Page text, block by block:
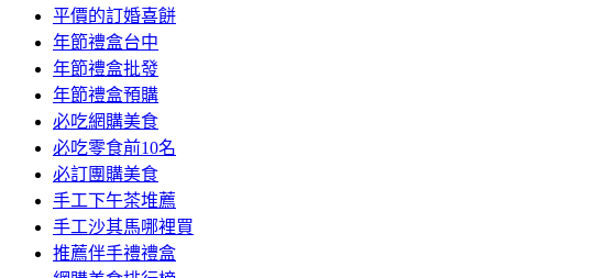
平價的訂婚喜餅
年節禮盒台中
年節禮盒批發
年節禮盒預購
必吃網購美食
必吃零食前10名
必訂團購美食
手工下午茶堆薦
手工沙其馬哪裡買
推薦伴手禮禮盒